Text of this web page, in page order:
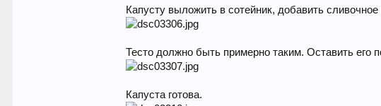
Капусту выложить в сотейник, добавить
Тесто должно быть примерно таким. Оставить его
Капуста готова.